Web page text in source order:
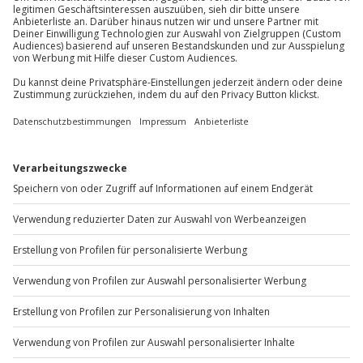
Spezifische Gerichte (vegetarisch, vegan) auf
Anfrage möglich
Getränke exklusive
Kleiderordnung: dem Anlass entsprechend
Mo-Fr: 8-20 Uhr | Sa: 10-16 Uhr
Du möchtest als Firma bestellen?
Mo-Fr: 9-17 Uhr
b2b@jochen-schweizer.de
www.b2b.jochen-schweizer.de/
Artikelnummer: 57502
Andere Produkte entdecken